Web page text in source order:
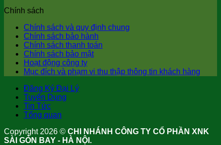
Chính sách
Chính sách và quy định chung
Chính sách bảo hành
Chính sách thanh toán
Chính sách bảo mật
Hoạt động công ty
Mục đích và phạm vi thu thập thông tin khách hàng
Đăng Ký Đại Lý
Tuyển Dụng
Tin Tức
Tổng quan
Copyright 2026 © CHI NHÁNH CÔNG TY CỔ PHẦN XNK
SÀI GÒN BAY - HÀ NỘI.